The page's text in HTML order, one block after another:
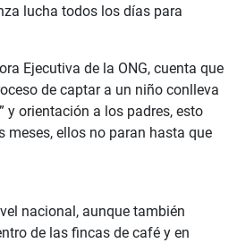
lucha todos los días para
Ejecutiva de la ONG, cuenta que
de captar a un niño conlleva
y orientación a los padres, esto
meses, ellos no paran hasta que
nacional, aunque también
de las fincas de café y en